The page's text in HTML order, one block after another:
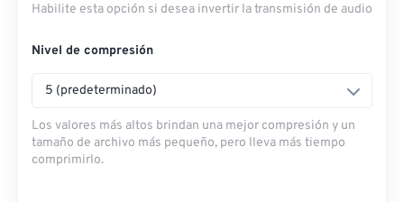
Habilite esta opción si desea invertir la transmisión de audio
Nivel de compresión
5 (predeterminado)
Los valores más altos brindan una mejor compresión y un
tamaño de archivo más pequeño, pero lleva más tiempo
comprimirlo.